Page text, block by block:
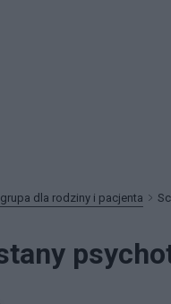
dla rodziny i pacjenta